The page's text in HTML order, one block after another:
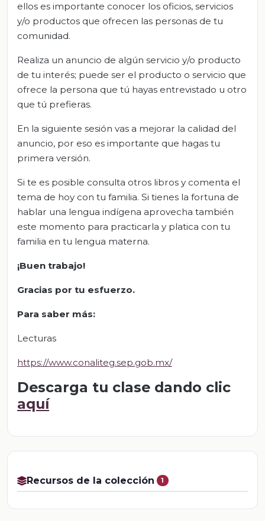
ellos es importante conocer los oficios, servicios
y/o productos que ofrecen las personas de tu
comunidad.
Realiza un anuncio de algún servicio y/o producto
de tu interés; puede ser el producto o servicio que
ofrece la persona que tú hayas entrevistado u otro
que tú prefieras.
En la siguiente sesión vas a mejorar la calidad del
anuncio, por eso es importante que hagas tu
primera versión.
Si te es posible consulta otros libros y comenta el
tema de hoy con tu familia. Si tienes la fortuna de
hablar una lengua indígena aprovecha también
este momento para practicarla y platica con tu
familia en tu lengua materna.
¡Buen trabajo!
Gracias por tu esfuerzo.
Para saber más:
Lecturas
https://www.conaliteg.sep.gob.mx/
Descarga tu clase dando clic
aquí
Recursos de la colección 1